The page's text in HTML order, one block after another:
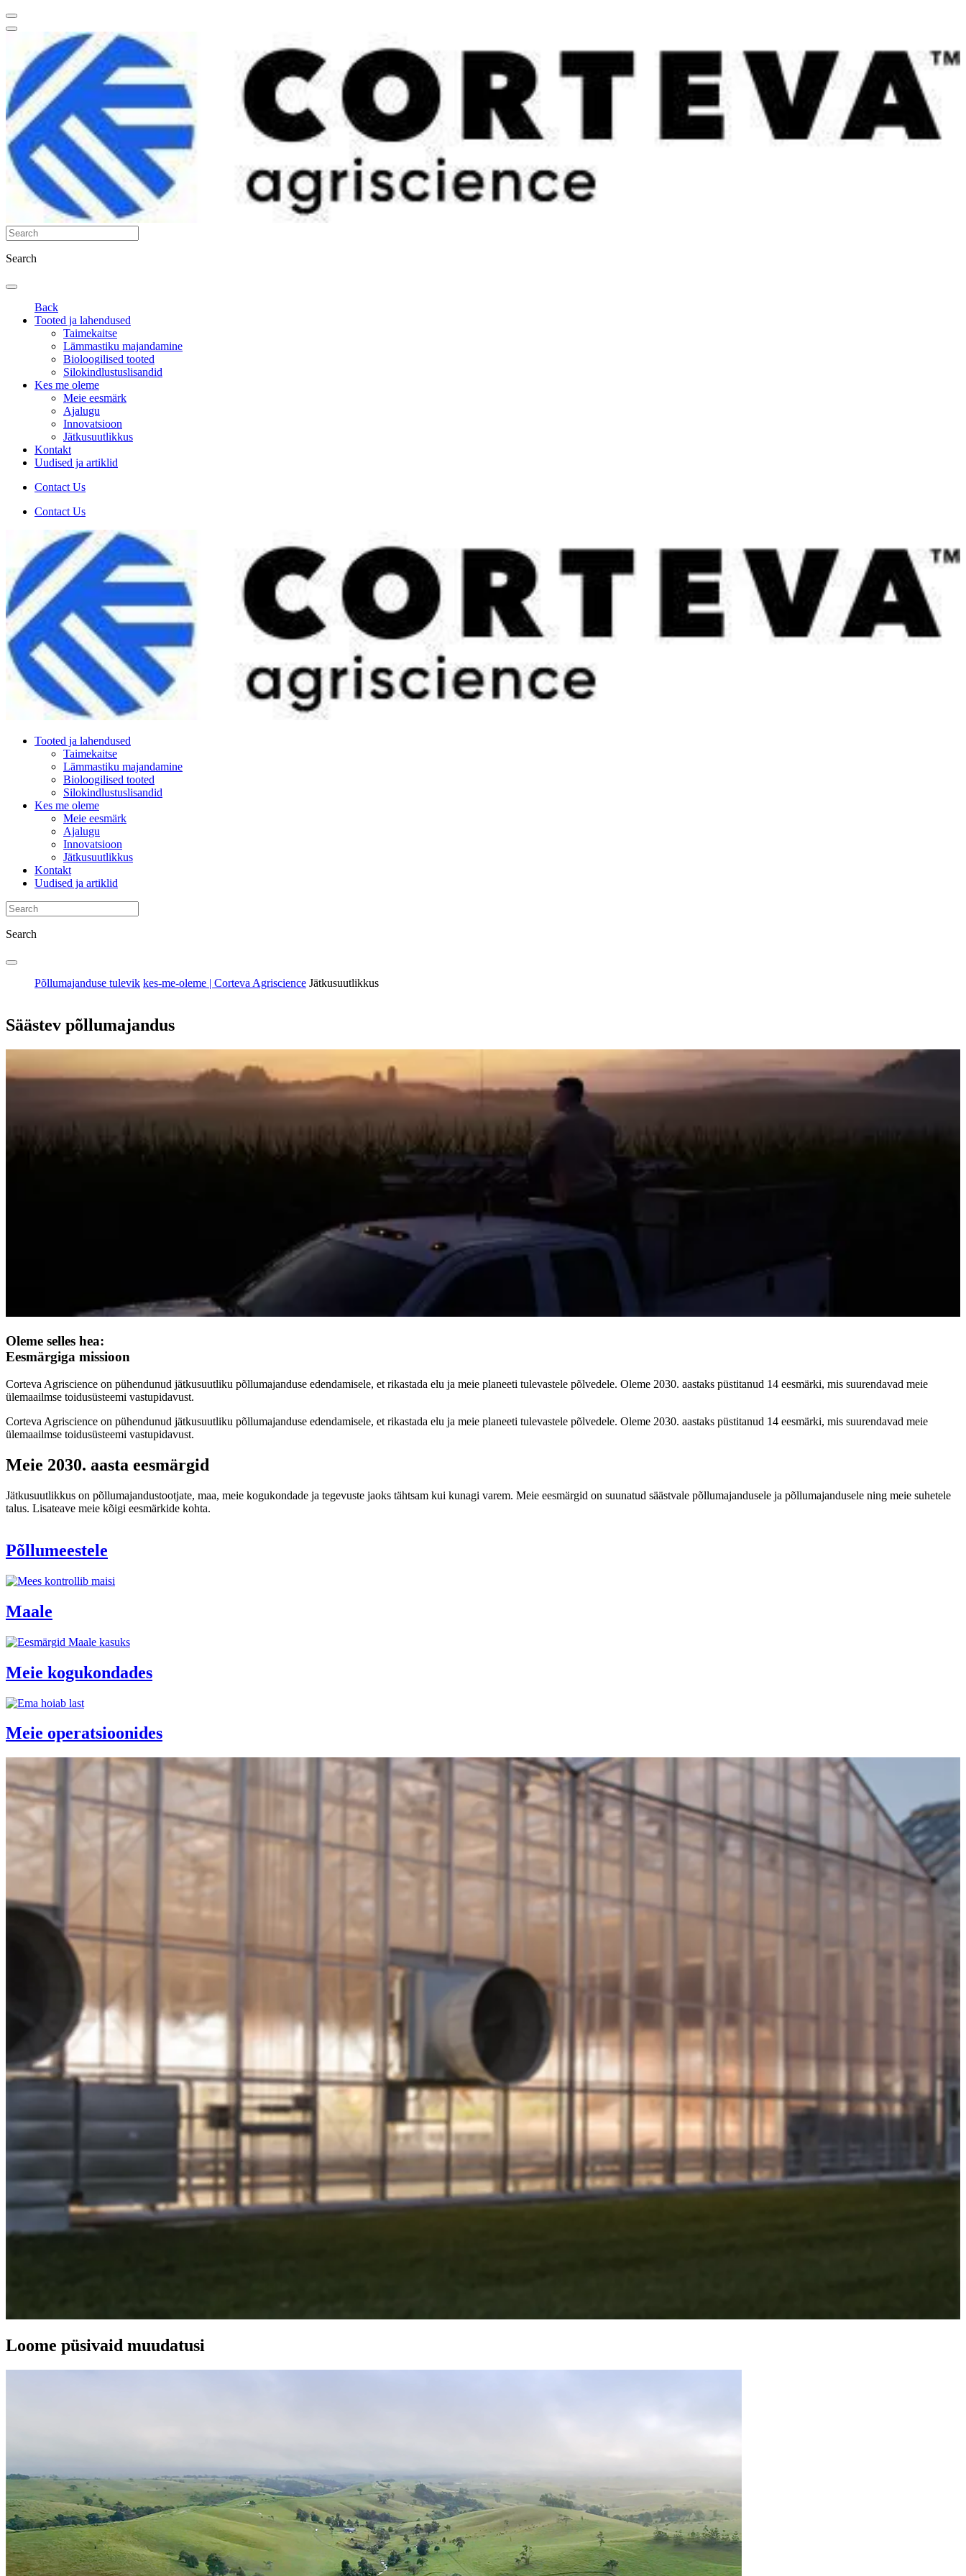
Search
Back
Tooted ja lahendused
Taimekaitse
Lämmastiku majandamine
Bioloogilised tooted
Silokindlustuslisandid
Kes me oleme
Meie eesmärk
Ajalugu
Innovatsioon
Jätkusuutlikkus
Kontakt
Uudised ja artiklid
Contact Us
Contact Us
Tooted ja lahendused
Taimekaitse
Lämmastiku majandamine
Bioloogilised tooted
Silokindlustuslisandid
Kes me oleme
Meie eesmärk
Ajalugu
Innovatsioon
Jätkusuutlikkus
Kontakt
Uudised ja artiklid
Search
Põllumajanduse tulevik kes-me-oleme | Corteva Agriscience Jätkusuutlikkus
Säästev põllumajandus
Oleme selles hea:
Eesmärgiga missioon
Corteva Agriscience on pühendunud jätkusuutliku põllumajanduse edendamisele, et rikastada elu ja meie planeeti tulevastele põlvedele. Oleme 2030. aastaks püstitanud 14 eesmärki, mis suurendavad meie
ülemaailmse toidusüsteemi vastupidavust.
Corteva Agriscience on pühendunud jätkusuutliku põllumajanduse edendamisele, et rikastada elu ja meie planeeti tulevastele põlvedele. Oleme 2030. aastaks püstitanud 14 eesmärki, mis suurendavad meie
ülemaailmse toidusüsteemi vastupidavust.
Meie 2030. aasta eesmärgid
Jätkusuutlikkus on põllumajandustootjate, maa, meie kogukondade ja tegevuste jaoks tähtsam kui kunagi varem. Meie eesmärgid on suunatud säästvale põllumajandusele ja põllumajandusele ning meie suhetele
talus. Lisateave meie kõigi eesmärkide kohta.
Põllumeestele
Maale
Meie kogukondades
Meie operatsioonides
Loome püsivaid muudatusi